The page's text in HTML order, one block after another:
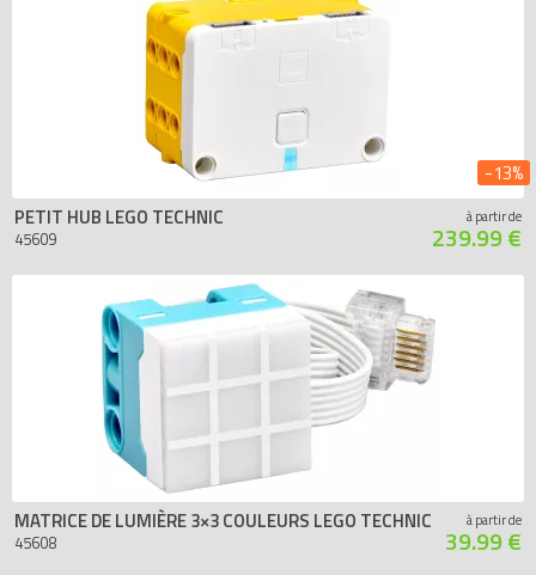
PETIT HUB LEGO TECHNIC
45609
à partir de
239.99 €
-13%
MATRICE DE LUMIÈRE 3×3 COULEURS LEGO TECHNIC
45608
à partir de
39.99 €